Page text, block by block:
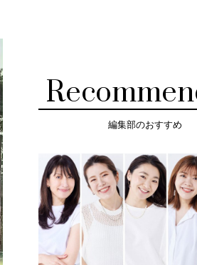
編集部のおすすめ